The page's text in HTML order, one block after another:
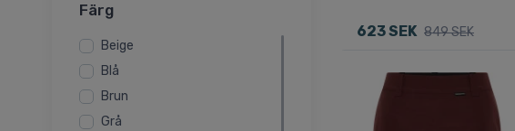
Färg
Beige
Blå
Brun
Grå
623 SEK 849 SEK